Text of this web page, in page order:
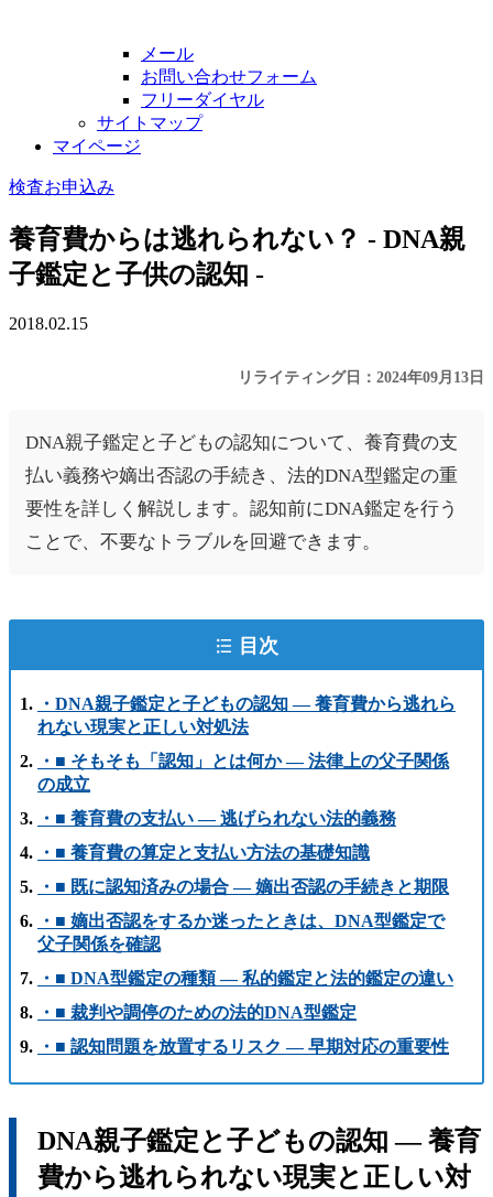
メール
お問い合わせフォーム
フリーダイヤル
サイトマップ
マイページ
検査お申込み
養育費からは逃れられない？ - DNA親
子鑑定と子供の認知 -
2018.02.15
リライティング日：2024年09月13日
DNA親子鑑定と子どもの認知について、養育費の支
払い義務や嫡出否認の手続き、法的DNA型鑑定の重
要性を詳しく解説します。認知前にDNA鑑定を行う
ことで、不要なトラブルを回避できます。
目次
・DNA親子鑑定と子どもの認知 ― 養育費から逃れら
れない現実と正しい対処法
・■ そもそも「認知」とは何か ― 法律上の父子関係
の成立
・■ 養育費の支払い ― 逃げられない法的義務
・■ 養育費の算定と支払い方法の基礎知識
・■ 既に認知済みの場合 ― 嫡出否認の手続きと期限
・■ 嫡出否認をするか迷ったときは、DNA型鑑定で
父子関係を確認
・■ DNA型鑑定の種類 ― 私的鑑定と法的鑑定の違い
・■ 裁判や調停のための法的DNA型鑑定
・■ 認知問題を放置するリスク ― 早期対応の重要性
DNA親子鑑定と子どもの認知 ― 養育
費から逃れられない現実と正しい対